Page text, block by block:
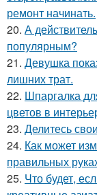
ремонт начинать.
20. А
популярным?
21. Девушка
лишних трат.
22. Шпаргалка
цветов в
23. Делитесь
24. Как может
правильных
25. Что будет,